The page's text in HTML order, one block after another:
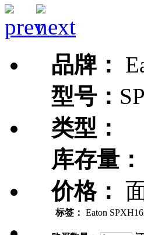
品牌：
型号：
类型：
库存量：
价格：
标签： Eaton